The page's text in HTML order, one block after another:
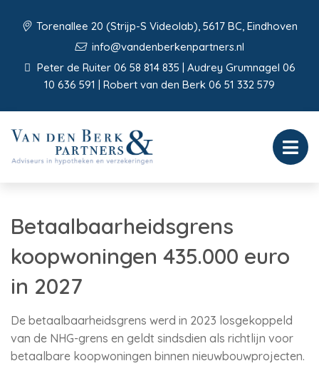
Torenallee 20 (Strijp-S Videolab), 5617 BC, Eindhoven
info@vandenberkenpartners.nl
Peter de Ruiter 06 58 814 835 | Audrey Grumnagel 06
10 636 591 | Robert van den Berk 06 51 332 579
Betaalbaarheidsgrens
koopwoningen 435.000 euro
in 2027
De betaalbaarheidsgrens werd in 2023 losgekoppeld
van de NHG-grens en geldt sindsdien als richtlijn voor
betaalbare koopwoningen binnen nieuwbouwprojecten.